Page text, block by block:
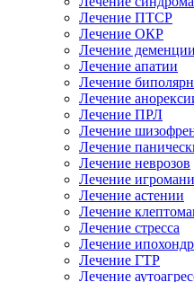
Лечение ПТСР
Лечение ОКР
Лечение деменции
Лечение апатии
Лечение
Лечение
Лечение ПРЛ
Лечение
Лечение
Лечение неврозов
Лечение
Лечение астении
Лечение
Лечение стресса
Лечение
Лечение ГТР
Лечение